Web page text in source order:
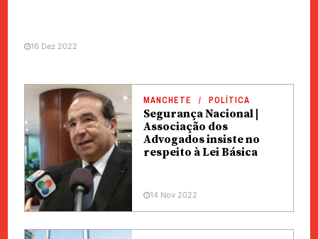
16 Dez 2022
MANCHETE POLÍTICA
Segurança Nacional |
Associação dos
Advogados insiste no
respeito à Lei Básica
14 Nov 2022